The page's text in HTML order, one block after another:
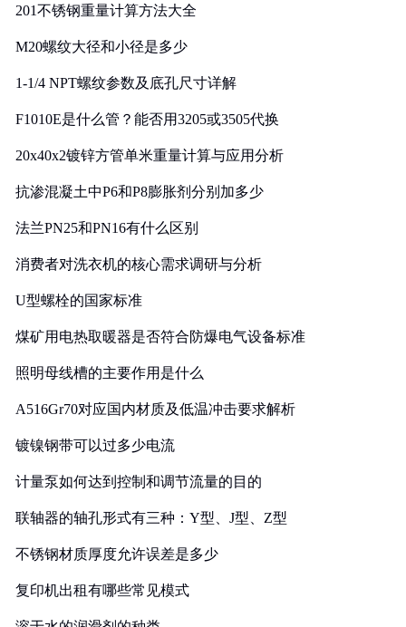
201不锈钢重量计算方法大全
M20螺纹大径和小径是多少
1-1/4 NPT螺纹参数及底孔尺寸详解
F1010E是什么管？能否用3205或3505代换
20x40x2镀锌方管单米重量计算与应用分析
抗渗混凝土中P6和P8膨胀剂分别加多少
法兰PN25和PN16有什么区别
消费者对洗衣机的核心需求调研与分析
U型螺栓的国家标准
煤矿用电热取暖器是否符合防爆电气设备标准
照明母线槽的主要作用是什么
A516Gr70对应国内材质及低温冲击要求解析
镀镍钢带可以过多少电流
计量泵如何达到控制和调节流量的目的
联轴器的轴孔形式有三种：Y型、J型、Z型
不锈钢材质厚度允许误差是多少
复印机出租有哪些常见模式